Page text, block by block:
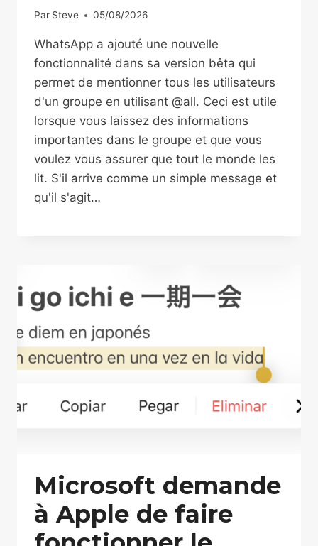
Par Steve 05/08/2026
WhatsApp a ajouté une nouvelle
fonctionnalité dans sa version bêta qui
permet de mentionner tous les utilisateurs
d'un groupe en utilisant @all. Ceci est utile
lorsque vous laissez des informations
importantes dans le groupe et que vous
voulez vous assurer que tout le monde les
lit. S'il arrive comme un simple message et
qu'il s'agit…
Microsoft demande
à Apple de faire